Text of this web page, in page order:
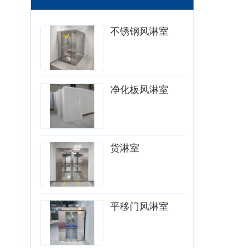
不锈钢风淋室
净化板风淋室
货淋室
平移门风淋室